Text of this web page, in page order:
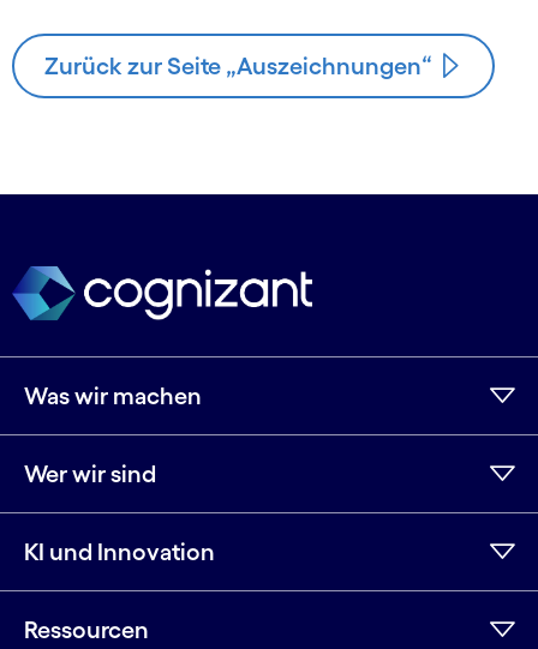
Zurück zur Seite „Auszeichnungen“
Was wir machen
Wer wir sind
KI und Innovation
Ressourcen